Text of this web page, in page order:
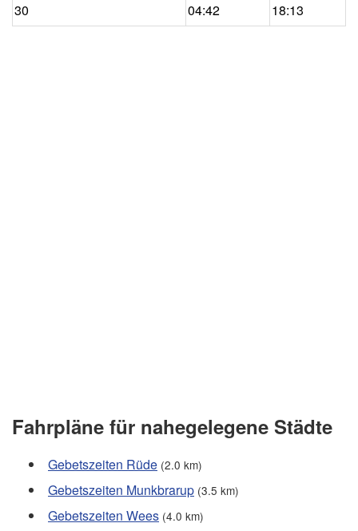
30
04:42 18:13
Fahrpläne für nahegelegene Städte
Gebetszeiten Rüde (2.0 km)
Gebetszeiten Munkbrarup (3.5 km)
Gebetszeiten Wees (4.0 km)